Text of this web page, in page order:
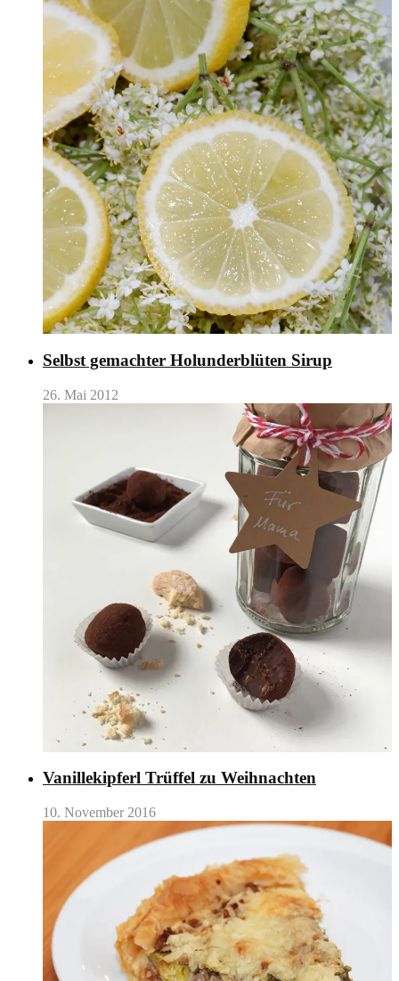
Selbst gemachter Holunderblüten Sirup
26. Mai 2012
Vanillekipferl Trüffel zu Weihnachten
10. November 2016